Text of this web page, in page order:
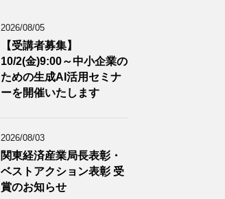
2026/08/05
【受講者募集】
10/2(金)9:00～中小企業の
ための生成AI活用セミナ
ーを開催いたします
2026/08/03
関東経済産業局長表彰・
ベストアクション表彰 受
賞のお知らせ